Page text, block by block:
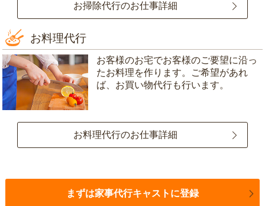
お掃除代行のお仕事詳細
お料理代行
お客様のお宅でお客様のご要望に沿っ
たお料理を作ります。ご希望があれ
ば、お買い物代行も行います。
お料理代行のお仕事詳細
まずは家事代行キャストに登録